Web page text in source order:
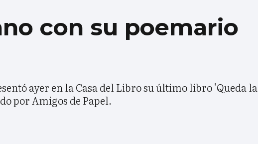
con su poemario
ayer en la Casa del Libro su último libro 'Queda la
por Amigos de Papel.